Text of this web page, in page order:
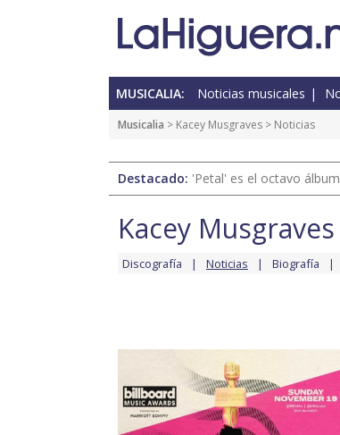
MUSICALIA: Noticias musicales
Musicalia > Kacey Musgraves > Noticias
Destacado: 'Petal' es el octavo
Kacey Musgraves
Discografía Noticias Biografía